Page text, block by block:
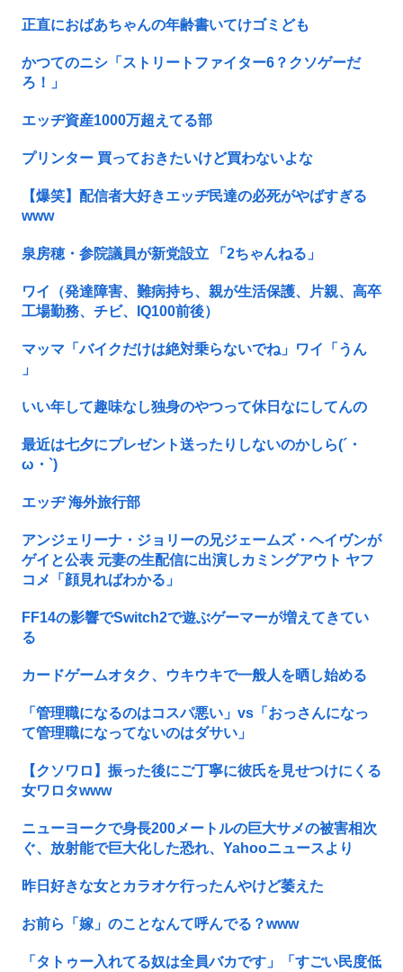
正直におばあちゃんの年齢書いてけゴミども
かつてのニシ「ストリートファイター6？クソゲーだ
ろ！」
エッヂ資産1000万超えてる部
プリンター 買っておきたいけど買わないよな
【爆笑】配信者大好きエッヂ民達の必死がやばすぎる
www
泉房穂・参院議員が新党設立 「2ちゃんねる」
ワイ（発達障害、難病持ち、親が生活保護、片親、高卒
工場勤務、チビ、IQ100前後）
マッマ「バイクだけは絶対乗らないでね」ワイ「うん
」
いい年して趣味なし独身のやつって休日なにしてんの
最近は七夕にプレゼント送ったりしないのかしら(´・
ω・`)
エッヂ 海外旅行部
アンジェリーナ・ジョリーの兄ジェームズ・ヘイヴンが
ゲイと公表 元妻の生配信に出演しカミングアウト ヤフ
コメ「顔見ればわかる」
FF14の影響でSwitch2で遊ぶゲーマーが増えてきてい
る
カードゲームオタク、ウキウキで一般人を晒し始める
「管理職になるのはコスパ悪い」vs「おっさんになっ
て管理職になってないのはダサい」
【クソワロ】振った後にご丁寧に彼氏を見せつけにくる
女ワロタwww
ニューヨークで身長200メートルの巨大サメの被害相次
ぐ、放射能で巨大化した恐れ、Yahooニュースより
昨日好きな女とカラオケ行ったんやけど萎えた
お前ら「嫁」のことなんて呼んでる？www
「タトゥー入れてる奴は全員バカです」「すごい民度低